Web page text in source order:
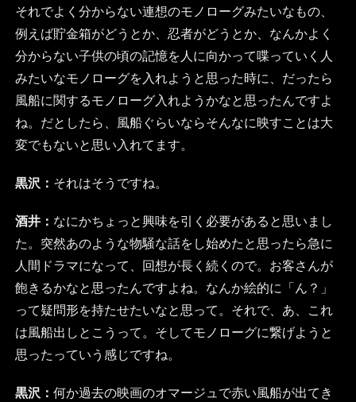
それでよく分からない連想のモノローグみたいなもの、
例えば貯金箱がどうとか、忍者がどうとか、なんかよく
分からない子供の頃の記憶を人に向かって喋っていく人
みたいなモノローグを入れようと思った時に、だったら
風船に関するモノローグ入れようかなと思ったんですよ
ね。だとしたら、風船ぐらいならそんなに映すことは大
変でもないと思い入れてます。
黒沢： それはそうですね。
酒井： なにかちょっと興味を引く必要があると思いまし
た。突然あのような物騒な話をし始めたと思ったら急に
人間ドラマになって、回想が長く続くので。お客さんが
飽きるかなと思ったんですよね。なんか絵的に「ん？」
って疑問形を持たせたいなと思って。それで、あ、これ
は風船出しとこうって。そしてモノローグに繋げようと
思ったっていう感じですね。
黒沢： 何か過去の映画のオマージュで赤い風船が出てき